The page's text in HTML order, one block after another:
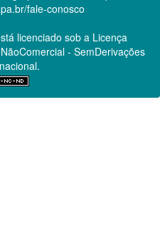
fale-conosco
licenciado sob a Licença
- SemDerivações